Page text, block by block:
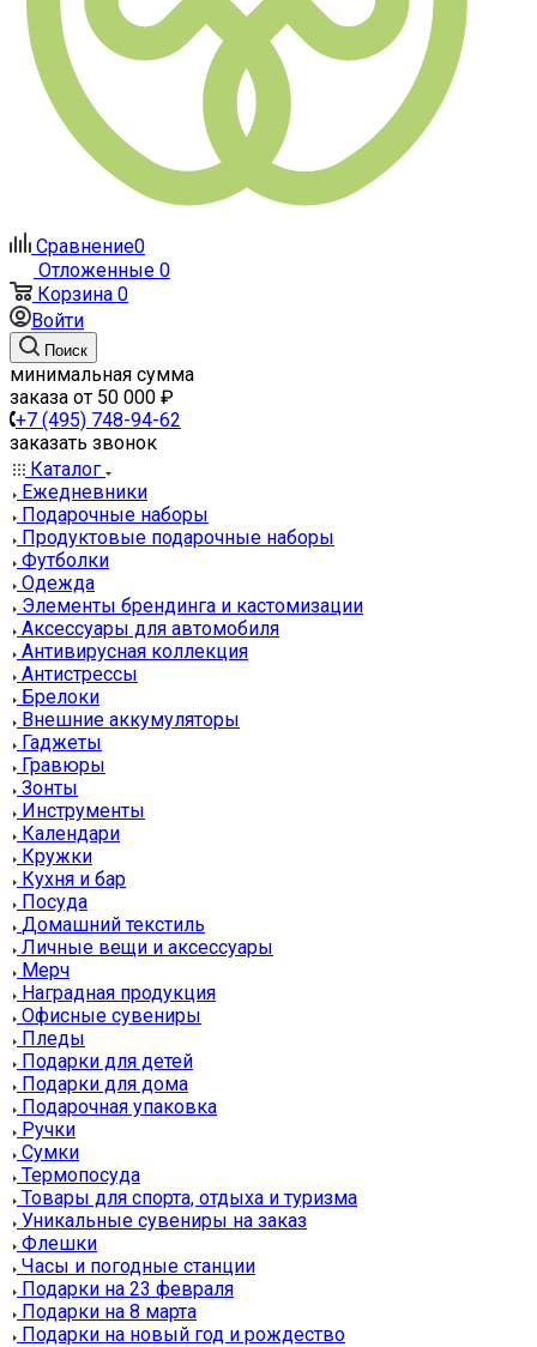
Сравнение0
Отложенные 0
Корзина 0
Войти
Поиск
минимальная сумма
заказа от 50 000 ₽
+7 (495) 748-94-62
заказать звонок
Каталог
Ежедневники
Подарочные наборы
Продуктовые подарочные наборы
Футболки
Одежда
Элементы брендинга и кастомизации
Аксессуары для автомобиля
Антивирусная коллекция
Антистрессы
Брелоки
Внешние аккумуляторы
Гаджеты
Гравюры
Зонты
Инструменты
Календари
Кружки
Кухня и бар
Посуда
Домашний текстиль
Личные вещи и аксессуары
Мерч
Наградная продукция
Офисные сувениры
Пледы
Подарки для детей
Подарки для дома
Подарочная упаковка
Ручки
Сумки
Термопосуда
Товары для спорта, отдыха и туризма
Уникальные сувениры на заказ
Флешки
Часы и погодные станции
Подарки на 23 февраля
Подарки на 8 марта
Подарки на новый год и рождество